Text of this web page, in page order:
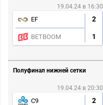
19.04.24 в 16:30
EF 2
BETBOOM 1
Полуфинал нижней сетки
19.04.24 в 20:30
C9 2